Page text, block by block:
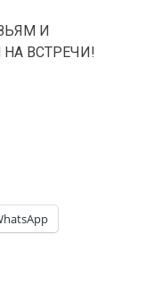
И
ВСТРЕЧИ!